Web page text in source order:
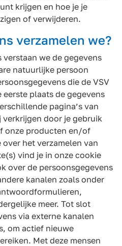
krijgen en hoe je je
of verwijderen.
verzamelen we?
we de gegevens
natuurlijke persoon
die de VSV
plaats de gegevens
pagina’s van
verkrijgen door je gebruik
onze producten en/of
het verzamelen van
vind je in onze cookie
over de persoonsgegevens
kanalen zoals onder
meer. Tot slot
via externe kanalen
om actief nieuwe
Met deze mensen